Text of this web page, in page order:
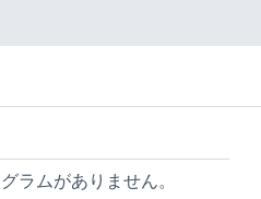
ラムがありません。